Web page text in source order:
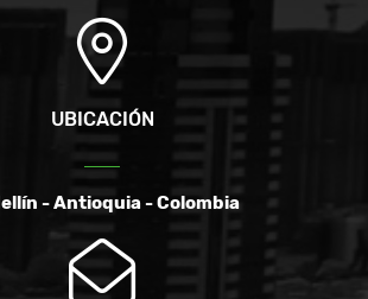
UBICACIÓN
- Antioquia - Colombia